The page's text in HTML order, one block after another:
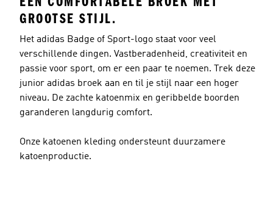
GROOTSE STIJL.
Het adidas Badge of Sport-logo staat voor veel
verschillende dingen. Vastberadenheid, creativiteit en
passie voor sport, om er een paar te noemen. Trek deze
junior adidas broek aan en til je stijl naar een hoger
niveau. De zachte katoenmix en geribbelde boorden
garanderen langdurig comfort.
Onze katoenen kleding ondersteunt duurzamere
katoenproductie.